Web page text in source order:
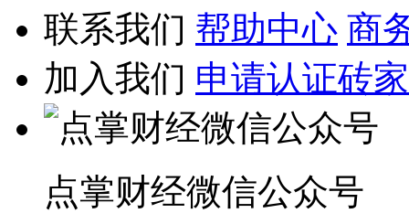
联系我们 帮助中心 商
加入我们 申请认证砖家
点掌财经微信公众号